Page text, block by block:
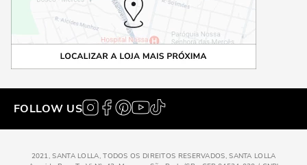
FOLLOW US
2021, SANTA LOLLA, TODOS OS DIREITOS RESERVADOS, SANTA LOLLA